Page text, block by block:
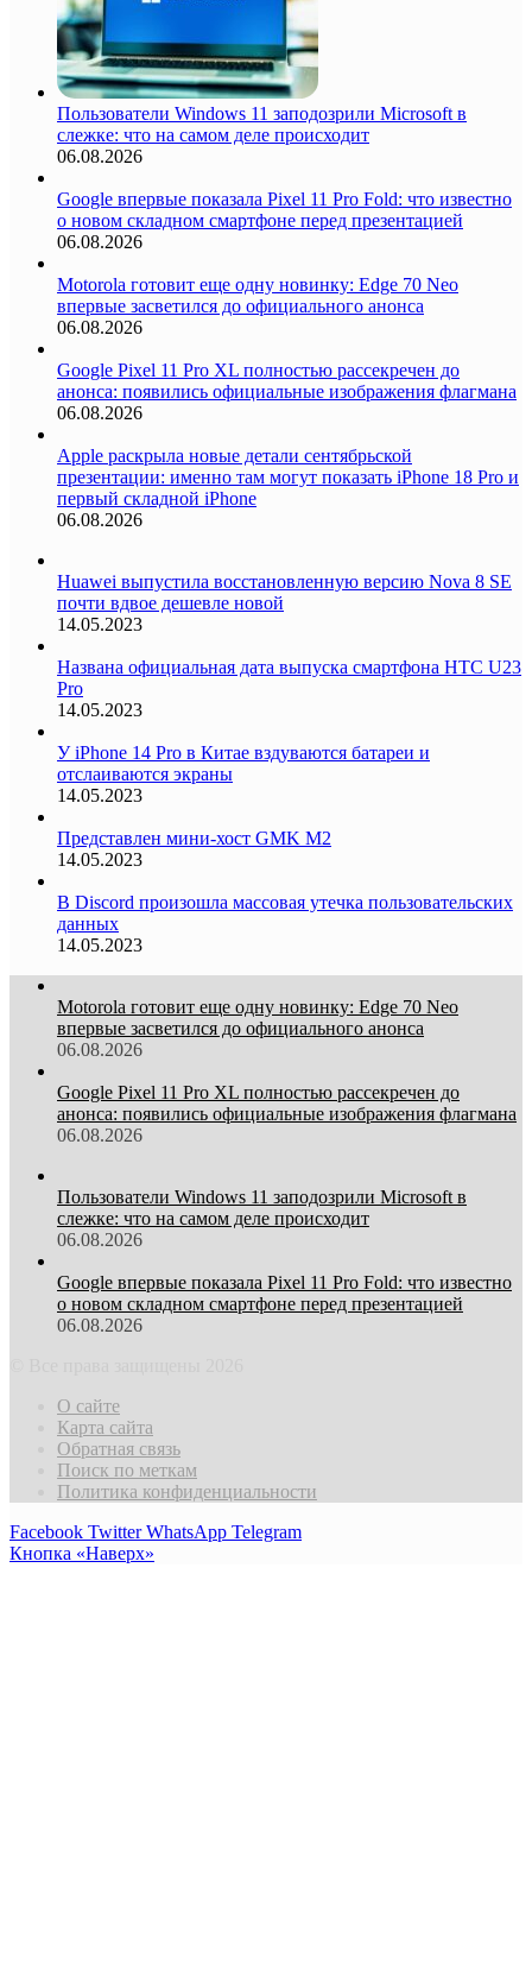
Пользователи Windows 11 заподозрили Microsoft в
слежке: что на самом деле происходит
06.08.2026
Google впервые показала Pixel 11 Pro Fold: что известно
о новом складном смартфоне перед презентацией
06.08.2026
Motorola готовит еще одну новинку: Edge 70 Neo
впервые засветился до официального анонса
06.08.2026
Google Pixel 11 Pro XL полностью рассекречен до
анонса: появились официальные изображения флагмана
06.08.2026
Apple раскрыла новые детали сентябрьской
презентации: именно там могут показать iPhone 18 Pro и
первый складной iPhone
06.08.2026
Huawei выпустила восстановленную версию Nova 8 SE
почти вдвое дешевле новой
14.05.2023
Названа официальная дата выпуска смартфона HTC U23
Pro
14.05.2023
У iPhone 14 Pro в Китае вздуваются батареи и
отслаиваются экраны
14.05.2023
Представлен мини-хост GMK M2
14.05.2023
В Discord произошла массовая утечка пользовательских
данных
14.05.2023
Motorola готовит еще одну новинку: Edge 70 Neo
впервые засветился до официального анонса
06.08.2026
Google Pixel 11 Pro XL полностью рассекречен до
анонса: появились официальные изображения флагмана
06.08.2026
Пользователи Windows 11 заподозрили Microsoft в
слежке: что на самом деле происходит
06.08.2026
Google впервые показала Pixel 11 Pro Fold: что известно
о новом складном смартфоне перед презентацией
06.08.2026
О сайте
Карта сайта
Обратная связь
Поиск по меткам
Политика конфиденциальности
Facebook Twitter WhatsApp Telegram
Кнопка «Наверх»